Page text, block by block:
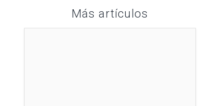
Más artículos